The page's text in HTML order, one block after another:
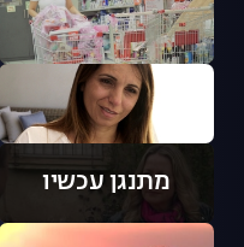
מתנגן עכשיו